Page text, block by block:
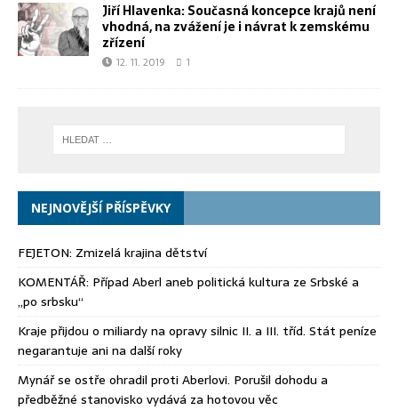
Jiří Hlavenka: Současná koncepce krajů není
vhodná, na zvážení je i návrat k zemskému
zřízení
12. 11. 2019 1
NEJNOVĚJŠÍ PŘÍSPĚVKY
FEJETON: Zmizelá krajina dětství
KOMENTÁŘ: Případ Aberl aneb politická kultura ze Srbské a
„po srbsku“
Kraje přijdou o miliardy na opravy silnic II. a III. tříd. Stát peníze
negarantuje ani na další roky
Mynář se ostře ohradil proti Aberlovi. Porušil dohodu a
předběžné stanovisko vydává za hotovou věc